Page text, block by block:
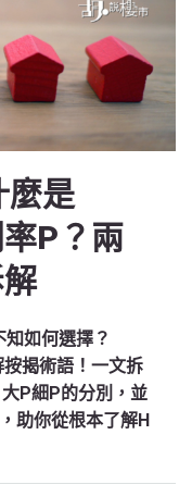
麼是
P？兩
如何選擇？
揭術語！一文拆
P細P的分別，並
助你從根本了解H